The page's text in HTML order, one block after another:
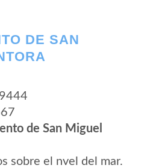
DE SAN
de San Miguel
sobre el nvel del mar.